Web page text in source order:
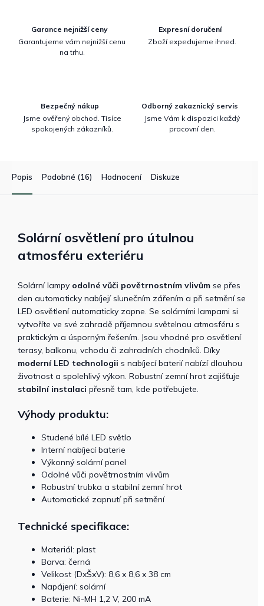
Garance nejnižší ceny
Garantujeme vám nejnižší cenu
na trhu.
Expresní doručení
Zboží expedujeme ihned.
Bezpečný nákup
Jsme ověřený obchod. Tisíce
spokojených zákazníků.
Odborný zakaznický servis
Jsme Vám k dispozici každý
pracovní den.
Popis Podobné (16) Hodnocení Diskuze
Solární osvětlení pro útulnou
atmosféru exteriéru
Solární lampy odolné vůči povětrnostním vlivům se přes
den automaticky nabíjejí slunečním zářením a při setmění se
LED osvětlení automaticky zapne. Se solárními lampami si
vytvoříte ve své zahradě příjemnou světelnou atmosféru s
praktickým a úsporným řešením. Jsou vhodné pro osvětlení
terasy, balkonu, vchodu či zahradních chodníků. Díky
moderní LED technologii s nabíjecí baterií nabízí dlouhou
životnost a spolehlivý výkon. Robustní zemní hrot zajišťuje
stabilní instalaci přesně tam, kde potřebujete.
Výhody produktu:
Studené bílé LED světlo
Interní nabíjecí baterie
Výkonný solární panel
Odolné vůči povětrnostním vlivům
Robustní trubka a stabilní zemní hrot
Automatické zapnutí při setmění
Technické specifikace:
Materiál: plast
Barva: černá
Velikost (DxŠxV): 8,6 x 8,6 x 38 cm
Napájení: solární
Baterie: Ni-MH 1,2 V, 200 mA